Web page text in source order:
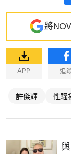
將
APP 追
許傑輝 性騷